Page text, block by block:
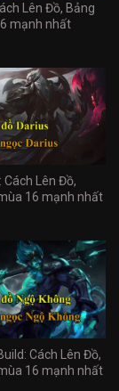
Lên Đồ, Bảng
mạnh nhất
Cách Lên Đồ,
16 mạnh nhất
Cách Lên Đồ,
16 mạnh nhất